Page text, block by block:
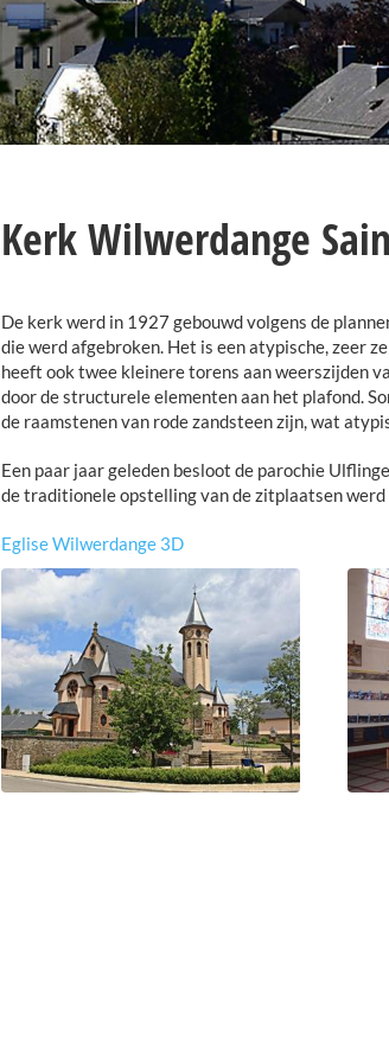
Kerk Wilwerdange
De kerk werd in 1927 gebouwd volgens de
die werd afgebroken. Het is een atypische, zeer
heeft ook twee kleinere torens aan weerszijden
door de structurele elementen aan het plafond.
de raamstenen van rode zandsteen zijn, wat
Een paar jaar geleden besloot de parochie
de traditionele opstelling van de zitplaatsen
Eglise Wilwerdange 3D